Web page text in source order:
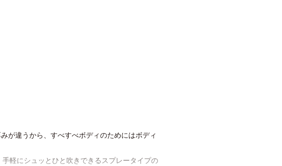
が違うから、すべすべボディのためにはボディ
軽にシュッとひと吹きできるスプレータイプの